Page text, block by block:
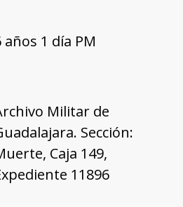
años 1 día PM
Militar de
Sección:
Caja 149,
11896